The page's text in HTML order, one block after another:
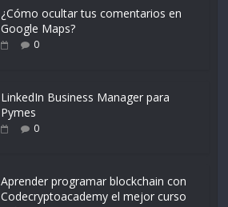
¿Cómo ocultar tus comentarios en
Google Maps?
0
LinkedIn Business Manager para
Pymes
0
Aprender programar blockchain con
Codecryptoacademy el mejor curso